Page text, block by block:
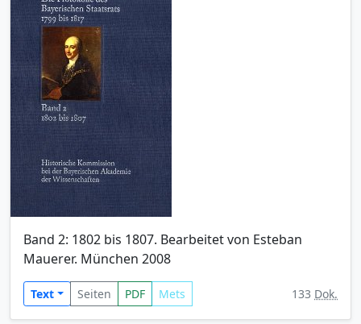
Band 2: 1802 bis 1807. Bearbeitet von Esteban
Mauerer. München 2008
Text Seiten PDF Mets 133 Dok.